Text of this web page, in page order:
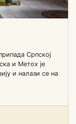
Српској
и Метох је
и налази се на